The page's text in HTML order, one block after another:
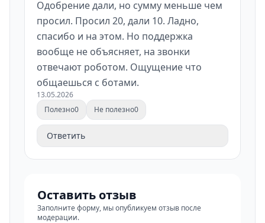
Одобрение дали, но сумму меньше чем
просил. Просил 20, дали 10. Ладно,
спасибо и на этом. Но поддержка
вообще не объясняет, на звонки
отвечают роботом. Ощущение что
общаешься с ботами.
13.05.2026
Полезно0 Не полезно0
Ответить
Оставить отзыв
Заполните форму, мы опубликуем отзыв после
модерации.